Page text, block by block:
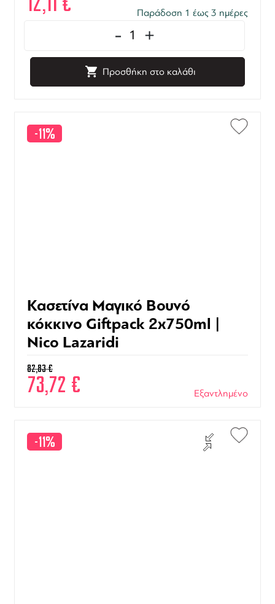
Παράδοση 1 έως 3 ημέρες
- +
Προσθήκη στο καλάθι
-11%
Κασετίνα Μαγικό Βουνό
κόκκινο Giftpack 2x750ml |
Nico Lazaridi
82,83€
73,72 € Εξαντλημένο
-11%